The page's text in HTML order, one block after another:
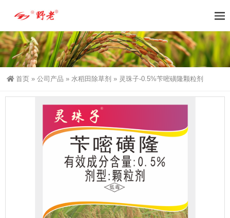
首页 » 公司产品 » 水稻田除草剂 » 灵珠子-0.5%苄嘧磺隆颗粒剂